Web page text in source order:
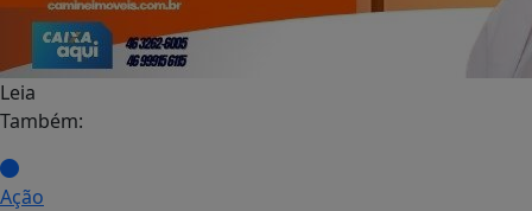
Leia
Também:
Ação